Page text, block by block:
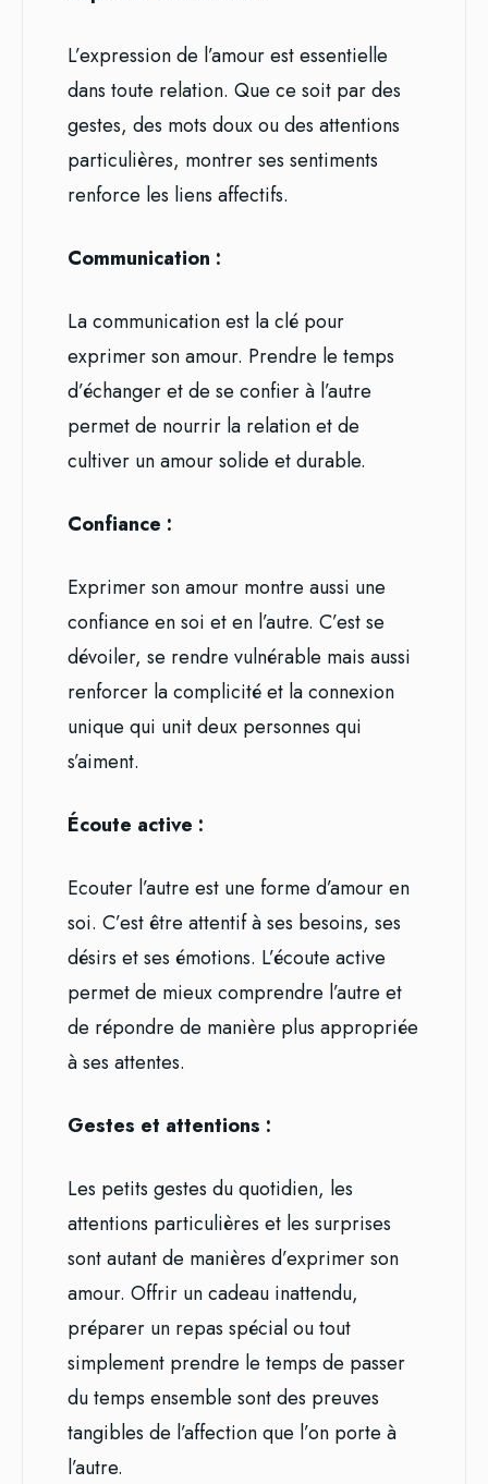
L’expression de l’amour est essentielle
dans toute relation. Que ce soit par des
gestes, des mots doux ou des attentions
particulières, montrer ses sentiments
renforce les liens affectifs.
Communication :
La communication est la clé pour
exprimer son amour. Prendre le temps
d’échanger et de se confier à l’autre
permet de nourrir la relation et de
cultiver un amour solide et durable.
Confiance :
Exprimer son amour montre aussi une
confiance en soi et en l’autre. C’est se
dévoiler, se rendre vulnérable mais aussi
renforcer la complicité et la connexion
unique qui unit deux personnes qui
s’aiment.
Écoute active :
Ecouter l’autre est une forme d’amour en
soi. C’est être attentif à ses besoins, ses
désirs et ses émotions. L’écoute active
permet de mieux comprendre l’autre et
de répondre de manière plus appropriée
à ses attentes.
Gestes et attentions :
Les petits gestes du quotidien, les
attentions particulières et les surprises
sont autant de manières d’exprimer son
amour. Offrir un cadeau inattendu,
préparer un repas spécial ou tout
simplement prendre le temps de passer
du temps ensemble sont des preuves
tangibles de l’affection que l’on porte à
l’autre.